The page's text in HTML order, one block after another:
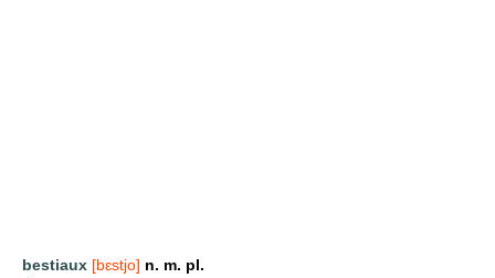
bestiaux [bɛstjo] n. m. pl.